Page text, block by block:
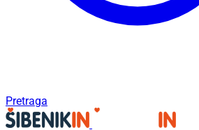
Pretraga